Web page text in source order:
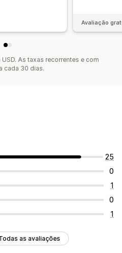
Avaliação
As taxas recorrentes e com
cada 30 dias.
25
0
1
0
1
as avaliações